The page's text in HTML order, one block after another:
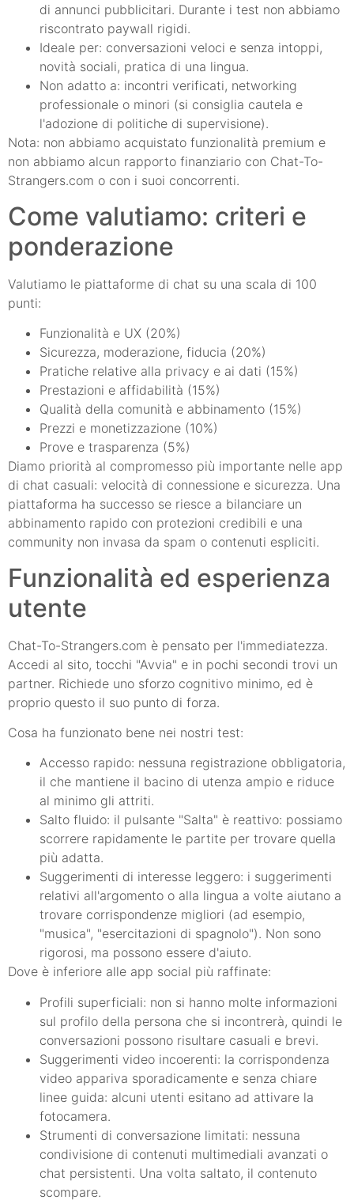
di annunci pubblicitari. Durante i test non abbiamo
riscontrato paywall rigidi.
Ideale per: conversazioni veloci e senza intoppi,
novità sociali, pratica di una lingua.
Non adatto a: incontri verificati, networking
professionale o minori (si consiglia cautela e
l'adozione di politiche di supervisione).
Nota: non abbiamo acquistato funzionalità premium e
non abbiamo alcun rapporto finanziario con Chat-To-
Strangers.com o con i suoi concorrenti.
Come valutiamo: criteri e
ponderazione
Valutiamo le piattaforme di chat su una scala di 100
punti:
Funzionalità e UX (20%)
Sicurezza, moderazione, fiducia (20%)
Pratiche relative alla privacy e ai dati (15%)
Prestazioni e affidabilità (15%)
Qualità della comunità e abbinamento (15%)
Prezzi e monetizzazione (10%)
Prove e trasparenza (5%)
Diamo priorità al compromesso più importante nelle app
di chat casuali: velocità di connessione e sicurezza. Una
piattaforma ha successo se riesce a bilanciare un
abbinamento rapido con protezioni credibili e una
community non invasa da spam o contenuti espliciti.
Funzionalità ed esperienza
utente
Chat-To-Strangers.com è pensato per l'immediatezza.
Accedi al sito, tocchi "Avvia" e in pochi secondi trovi un
partner. Richiede uno sforzo cognitivo minimo, ed è
proprio questo il suo punto di forza.
Cosa ha funzionato bene nei nostri test:
Accesso rapido: nessuna registrazione obbligatoria,
il che mantiene il bacino di utenza ampio e riduce
al minimo gli attriti.
Salto fluido: il pulsante "Salta" è reattivo: possiamo
scorrere rapidamente le partite per trovare quella
più adatta.
Suggerimenti di interesse leggero: i suggerimenti
relativi all'argomento o alla lingua a volte aiutano a
trovare corrispondenze migliori (ad esempio,
"musica", "esercitazioni di spagnolo"). Non sono
rigorosi, ma possono essere d'aiuto.
Dove è inferiore alle app social più raffinate:
Profili superficiali: non si hanno molte informazioni
sul profilo della persona che si incontrerà, quindi le
conversazioni possono risultare casuali e brevi.
Suggerimenti video incoerenti: la corrispondenza
video appariva sporadicamente e senza chiare
linee guida: alcuni utenti esitano ad attivare la
fotocamera.
Strumenti di conversazione limitati: nessuna
condivisione di contenuti multimediali avanzati o
chat persistenti. Una volta saltato, il contenuto
scompare.